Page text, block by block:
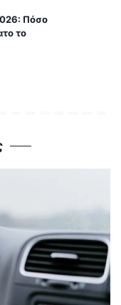
Πόσο
το